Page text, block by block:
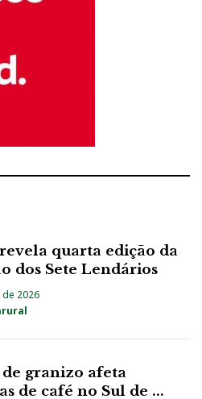
quarta edição da
dos Sete Lendários
2026
de granizo afeta
de café no Sul de ...